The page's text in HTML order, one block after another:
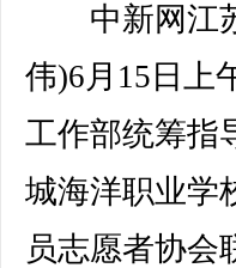
中新网江苏
伟)6月15日上
工作部统筹指
城海洋职业学
员志愿者协会